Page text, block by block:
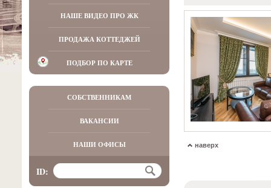
НАШЕ ВИДЕО ПРО ЖК
ПРОДАЖА КОТТЕДЖЕЙ
ПОДБОР ПО КАРТЕ
СОБСТВЕННИКАМ
ВАКАНСИИ
НАШИ ОФИСЫ
ID:
наверх